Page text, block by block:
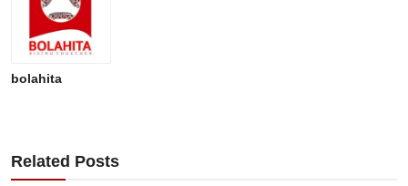
bolahita
Related Posts